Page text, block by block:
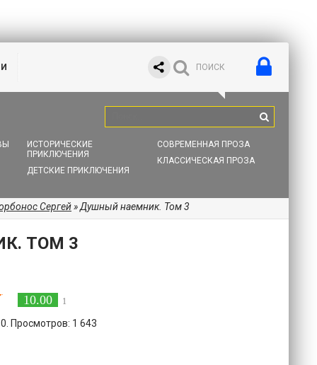
ИСТОРИЧЕСКИЕ
ПРИКЛЮЧЕНИЯ
ДЕТСКИЕ ПРИКЛЮЧЕНИЯ
СОВРЕМЕННАЯ ПРОЗА
КЛАССИЧЕСКАЯ ПРОЗА
Сергей» Душный наемник. Том 3
ТОМ 3
10.00 1
Просмотров: 1 643